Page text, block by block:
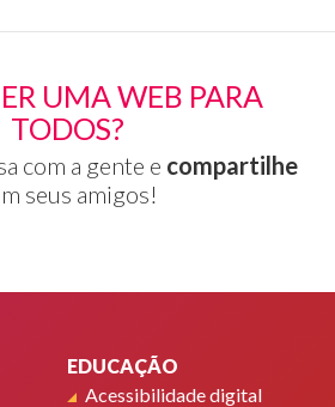
UMA WEB PARA
TODOS?
com a gente e compartilhe
seus amigos!
EDUCAÇÃO
Acessibilidade digital